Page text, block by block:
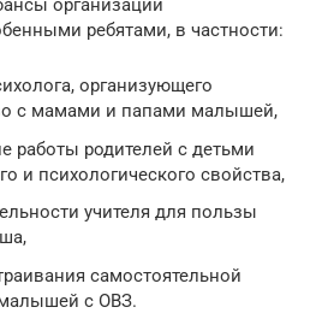
организации
ребятами, в частности:
организующего
с мамами и папами малышей,
работы родителей с детьми
и психологического свойства,
учителя для пользы
самостоятельной
с ОВЗ.